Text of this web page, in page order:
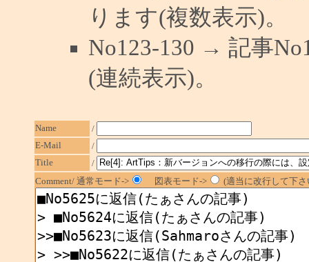
ります(複数表示)。
No123-130 → 記事
(連続表示)。
Name
/
E-Mail
/
Title
/
Comment/ 通常モード->
図表モード-> (適当に改行して下